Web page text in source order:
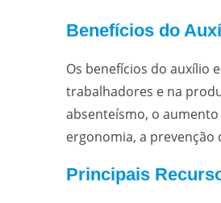
Benefícios do
Os benefícios do auxílio
trabalhadores e na
absenteísmo, o
ergonomia, a prevenção
Principais